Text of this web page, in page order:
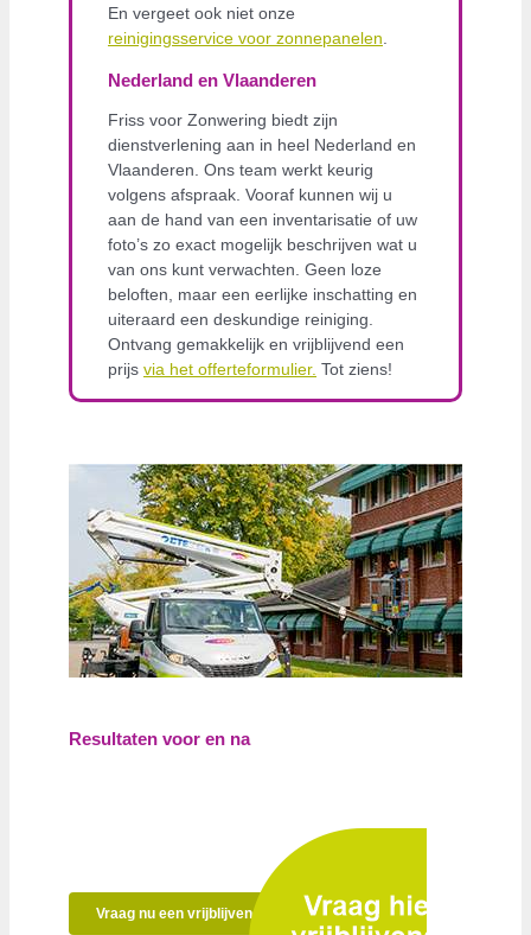
En vergeet ook niet onze
reinigingsservice voor zonnepanelen
Nederland en Vlaanderen
Friss voor Zonwering biedt zijn
dienstverlening aan in heel Nederland en
Vlaanderen. Ons team werkt keurig
volgens afspraak. Vooraf kunnen wij u
aan de hand van een inventarisatie of uw
foto’s zo exact mogelijk beschrijven wat u
van ons kunt verwachten. Geen loze
beloften, maar een eerlijke inschatting en
uiteraard een deskundige reiniging.
Ontvang gemakkelijk en vrijblijvend een
prijs via het offerteformulier. Tot ziens!
Resultaten voor en na
Vraag nu een vrijblijvende offerte aan!